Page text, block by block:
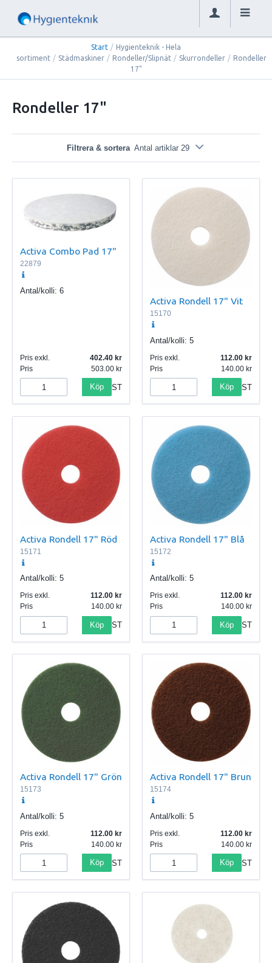
Start / Hygienteknik - Hela
sortiment / Städmaskiner / Rondeller/Slipnät / Skurrondeller / Rondeller
17"
Rondeller 17"
Filtrera & sortera Antal artiklar 29
Activa Combo Pad 17"
22879
Antal/kolli: 6
Pris exkl.
402.40
Pris
503.00
Köp ST
Activa Rondell 17" Vit
15170
Antal/kolli: 5
Pris exkl.
112.00
Pris
140.00
Köp ST
Activa Rondell 17" Röd
15171
Antal/kolli: 5
Pris exkl.
112.00
Pris
140.00
Köp ST
Activa Rondell 17" Blå
15172
Antal/kolli: 5
Pris exkl.
112.00
Pris
140.00
Köp ST
Activa Rondell 17" Grön
15173
Antal/kolli: 5
Pris exkl.
112.00
Pris
140.00
Köp ST
Activa Rondell 17" Brun
15174
Antal/kolli: 5
Pris exkl.
112.00
Pris
140.00
Köp ST